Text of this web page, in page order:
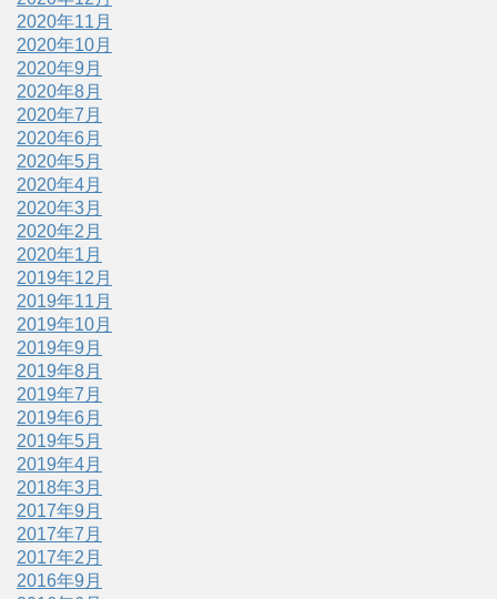
2020年11月
2020年10月
2020年9月
2020年8月
2020年7月
2020年6月
2020年5月
2020年4月
2020年3月
2020年2月
2020年1月
2019年12月
2019年11月
2019年10月
2019年9月
2019年8月
2019年7月
2019年6月
2019年5月
2019年4月
2018年3月
2017年9月
2017年7月
2017年2月
2016年9月